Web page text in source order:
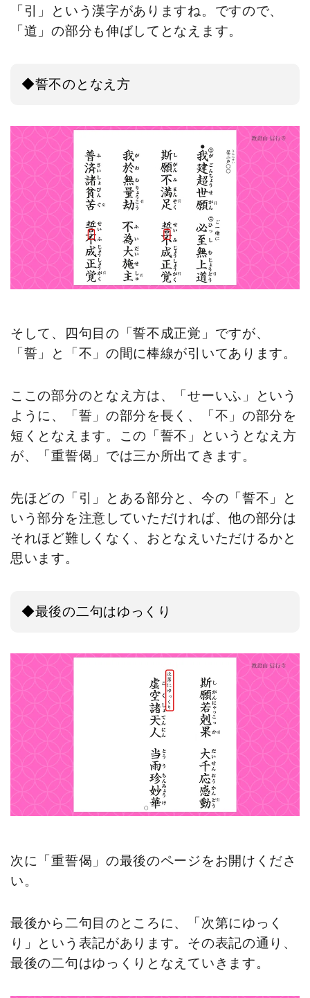
「引」という漢字がありますね。ですので、
「道」の部分も伸ばしてとなえます。
◆誓不のとなえ方
そして、四句目の「誓不成正覚」ですが、
「誓」と「不」の間に棒線が引いてあります。
ここの部分のとなえ方は、「せーいふ」という
ように、「誓」の部分を長く、「不」の部分を
短くとなえます。この「誓不」というとなえ方
が、「重誓偈」では三か所出てきます。
先ほどの「引」とある部分と、今の「誓不」と
いう部分を注意していただければ、他の部分は
それほど難しくなく、おとなえいただけるかと
思います。
◆最後の二句はゆっくり
次に「重誓偈」の最後のページをお開けくださ
い。
最後から二句目のところに、「次第にゆっく
り」という表記があります。その表記の通り、
最後の二句はゆっくりとなえていきます。